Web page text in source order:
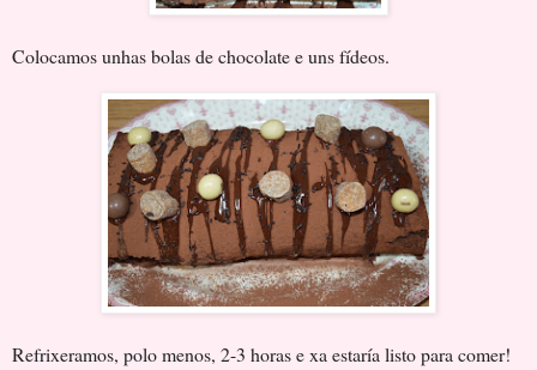
Colocamos unhas bolas de chocolate e uns fídeos.
Refrixeramos, polo menos, 2-3 horas e xa estaría listo para comer!